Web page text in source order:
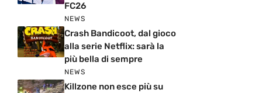
FC26
NEWS
Crash Bandicoot, dal gioco
alla serie Netflix: sarà la
più bella di sempre
NEWS
Killzone non esce più su